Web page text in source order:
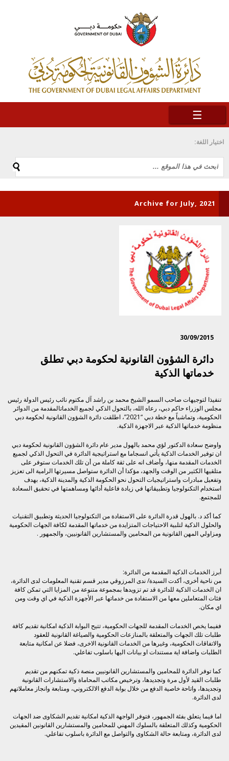
☰
اختيار اللغة:
Archive for July, 2021
30/09/2015
دائرة الشؤون القانونية لحكومة دبي تطلق
خدماتها الذكية
تنفيذا لتوجيهات صاحب السمو الشيخ محمد بن راشد آل مكتوم نائب رئيس الدولة رئيس
مجلس الوزراء حاكم دبي، رعاه الله، بالتحول الذكي لجميع الخدماتالمقدمة من الدوائر
الحكومية، وتماشياً مع خطة دبي “2021”، اطلقت دائرة الشؤون القانونية لحكومة دبي
منظومة خدماتها الذكية عبر الاجهزة الذكية.
واوضح سعادة الدكتور لؤي محمد بالهول مدير عام دائرة الشؤون القانونية لحكومة دبي
ان توفير الخدمات الذكية يأتي انسجاما مع استراتيجية الدائرة في التحول الذكي لجميع
الخدمات المقدمة منها، وأضاف انه على ثقة كاملة من أن تلك الخدمات ستوفر على
متلقيها الكثير من الوقت والجهد، مؤكدا أن الدائرة ستواصل مسيرتها الرامية الى تعزيز
وتفعيل مبادرات واستراتيجيات التحول نحو الحكومة الذكية والمدينة الذكية، بهدف
استخدام التكنولوجيا وتطبيقاتها في زيادة فاعلية أدائها ومساهمتها في تحقيق السعادة
للمجتمع.
كما أكد د. بالهول قدرة الدائرة على الاستفادة من التكنولوجيا الحديثة وتطبيق التقنيات
والحلول الذكية لتلبية الاحتياجات المتزايدة من خدماتها المقدمة لكافة الجهات الحكومية
ومزاولي المهن القانونية من المحامين والمستشارين القانونيين، والجمهور .
أبرز الخدمات الذكية المقدمة من الدائرة:
من ناحية أخرى، أكدت السيدة/ ندى المرزوقي مدير قسم تقنية المعلومات لدى الدائرة،
ان الخدمات الذكية للدائرة قد تم تزويدها بمجموعة متنوعة من المزايا التي تمكن كافة
فئات المتعاملين معها من الاستفادة من خدماتها عبر الأجهزة الذكية في اي وقت ومن
اي مكان.
ففيما يخص الخدمات المقدمة للجهات الحكومية، تتيح البوابة الذكية امكانية تقديم كافة
طلبات تلك الجهات والمتعلقة بالمنازعات الحكومية والصياغة القانونية للعقود
والاتفاقات الحكومية، وغيرها من الخدمات القانونية الاخرى، فضلا عن امكانية متابعة
الطلبات واضافة اية مستندات او بيانات اليها باسلوب تفاعلي.
كما توفر الدائرة للمحامين والمستشارين القانونيين منصة ذكية تمكنهم من تقديم
طلبات القيد لأول مرة وتجديدها، وترخيص مكاتب المحاماة والاستشارات القانونية
وتجديدها، واتاحة خاصية الدفع من خلال بوابة الدفع الالكتروني، ومتابعة وانجاز معاملاتهم
لدى الدائرة.
اما فيما يتعلق بفئة الجمهور، فتوفر الواجهة الذكية امكانية تقديم الشكاوى ضد الجهات
الحكومية وكذلك المتعلقة بالسلوك المهني للمحامين والمستشارين القانونين المقيدين
لدى الدائرة، ومتابعة حالة الشكاوى والتواصل مع الدائرة باسلوب تفاعلي.